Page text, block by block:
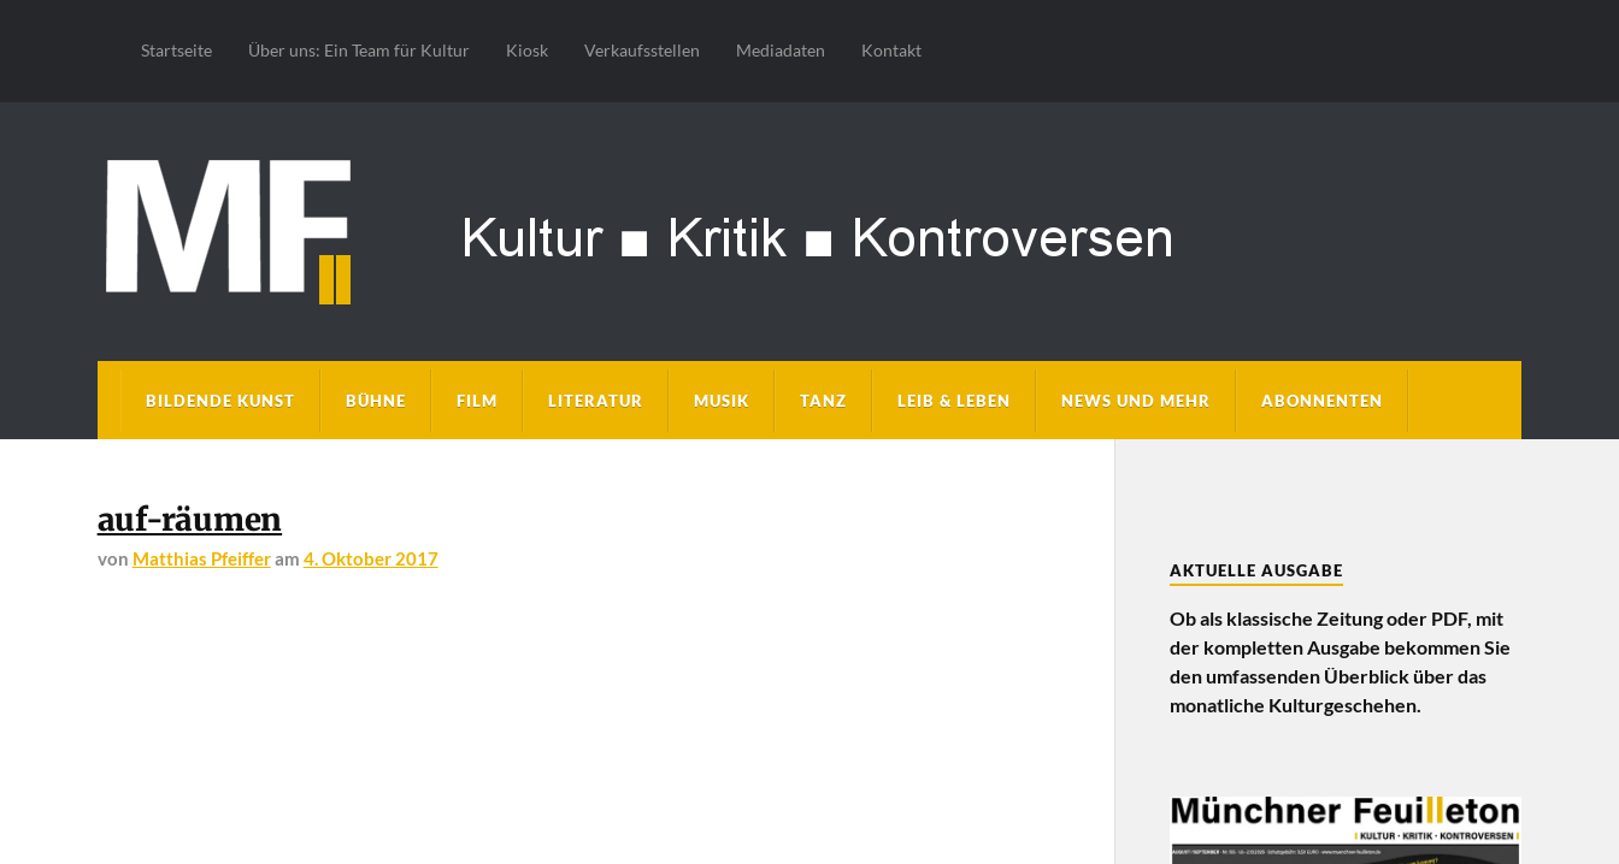
Startseite Über uns: Ein Team für Kultur Kiosk Verkaufsstellen Mediadaten Kontakt
BILDENDE KUNST BÜHNE FILM LITERATUR MUSIK TANZ LEIB & LEBEN NEWS UND MEHR ABONNENTEN
auf-räumen
von Matthias Pfeifferam 4. Oktober 2017
AKTUELLE AUSGABE
Ob als klassische Zeitung oder PDF, mit
der kompletten Ausgabe bekommen Sie
den umfassenden Überblick über das
monatliche Kulturgeschehen.